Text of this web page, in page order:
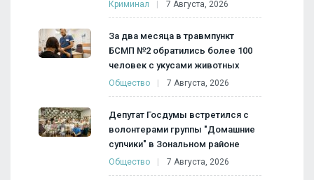
Криминал 7 Августа, 2026
За два месяца в травмпункт
БСМП №2 обратились более 100
человек с укусами животных
Общество 7 Августа, 2026
Депутат Госдумы встретился с
волонтерами группы "Домашние
супчики" в Зональном районе
Общество 7 Августа, 2026